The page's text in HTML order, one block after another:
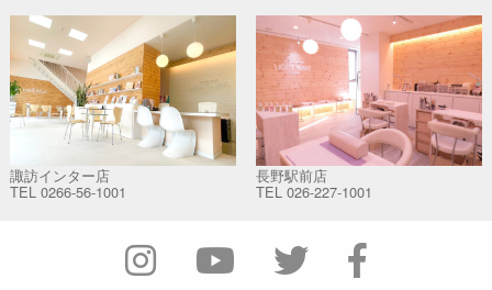
諏訪インター店
TEL 0266-56-1001
長野駅前店
TEL 026-227-1001